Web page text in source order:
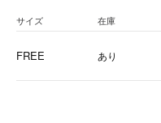
サイズ 在庫
FREE あり